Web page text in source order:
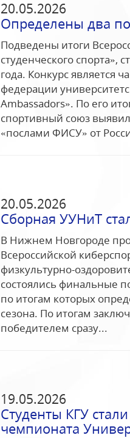
20.05.2026
Определены два
Подведены итоги
студенческого спорта»,
года. Конкурс является
федерации
Ambassadors». По его
спортивный союз
«послами ФИСУ» от
20.05.2026
Сборная УУНиТ
В Нижнем Новгороде
Всероссийской
физкультурно-
состоялись финальные
по итогам которых
сезона. По итогам
победителем сразу...
19.05.2026
Студенты КГУ
чемпионата